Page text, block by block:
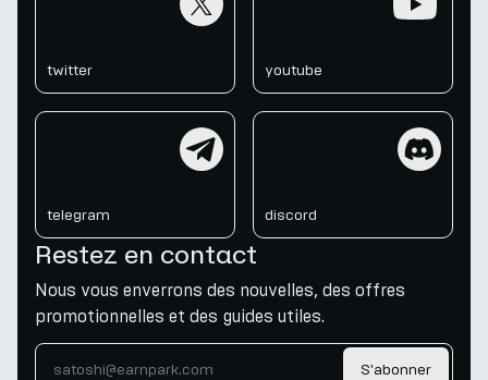
twitter youtube
telegram discord
Restez en contact
Nous vous enverrons des nouvelles, des offres
promotionnelles et des guides utiles.
S'abonner